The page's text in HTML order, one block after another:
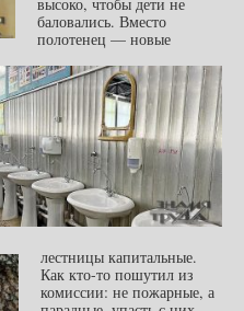
баловались. Вместо
полотенец — новые
лестницы капитальные.
Как кто-то пошутил из
комиссии: не пожарные, а